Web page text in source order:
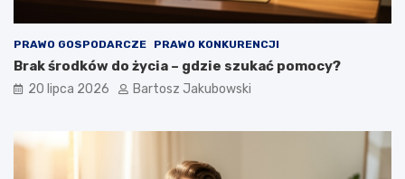
PRAWO GOSPODARCZE PRAWO KONKURENCJI
Brak środków do życia – gdzie szukać pomocy?
20 lipca 2026 Bartosz Jakubowski